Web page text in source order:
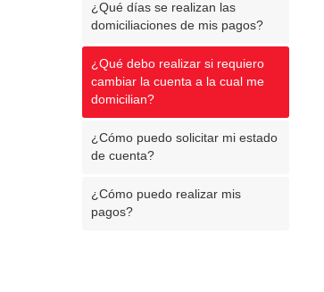
¿Qué días se realizan las
domiciliaciones de mis pagos?
¿Qué debo realizar si requiero
cambiar la cuenta a la cual me
domicilian?
¿Cómo puedo solicitar mi estado
de cuenta?
¿Cómo puedo realizar mis
pagos?